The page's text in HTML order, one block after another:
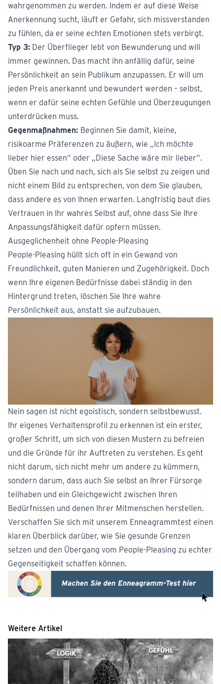
wahrgenommen zu werden. Indem er auf diese Weise
Anerkennung sucht, läuft er Gefahr, sich missverstanden
zu fühlen, da er seine echten Emotionen stets verbirgt.
Typ 3: Der Überflieger lebt von Bewunderung und will
immer gewinnen. Das macht ihn anfällig dafür, seine
Persönlichkeit an sein Publikum anzupassen. Er will um
jeden Preis anerkannt und bewundert werden – selbst,
wenn er dafür seine echten Gefühle und Überzeugungen
unterdrücken muss.
Gegenmaßnahmen: Beginnen Sie damit, kleine,
risikoarme Präferenzen zu äußern, wie „Ich möchte
lieber hier essen“ oder „Diese Sache wäre mir lieber“.
Üben Sie nach und nach, sich als Sie selbst zu zeigen und
nicht einem Bild zu entsprechen, von dem Sie glauben,
dass andere es von Ihnen erwarten. Langfristig baut dies
Vertrauen in Ihr wahres Selbst auf, ohne dass Sie Ihre
Anpassungsfähigkeit dafür opfern müssen.
Ausgeglichenheit ohne People-Pleasing
People-Pleasing hüllt sich oft in ein Gewand von
Freundlichkeit, guten Manieren und Zugehörigkeit. Doch
wenn Ihre eigenen Bedürfnisse dabei ständig in den
Hintergrund treten, löschen Sie Ihre wahre
Persönlichkeit aus, anstatt sie aufzubauen.
Nein sagen ist nicht egoistisch, sondern selbstbewusst.
Ihr eigenes Verhaltensprofil zu erkennen ist ein erster,
großer Schritt, um sich von diesen Mustern zu befreien
und die Gründe für ihr Auftreten zu verstehen. Es geht
nicht darum, sich nicht mehr um andere zu kümmern,
sondern darum, dass auch Sie selbst an Ihrer Fürsorge
teilhaben und ein Gleichgewicht zwischen Ihren
Bedürfnissen und denen Ihrer Mitmenschen herstellen.
Verschaffen Sie sich mit unserem Enneagrammtest einen
klaren Überblick darüber, wie Sie gesunde Grenzen
setzen und den Übergang vom People-Pleasing zu echter
Gegenseitigkeit schaffen können.
Weitere Artikel